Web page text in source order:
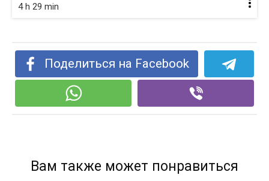
4 h 29 min
Поделиться на Facebook
Вам также может понравиться